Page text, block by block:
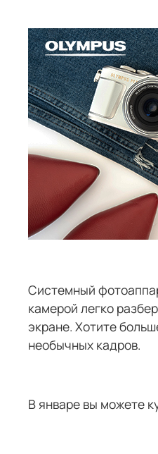
Системный
камерой легко
экране. Хотите
необычных кадров.
В январе вы можете